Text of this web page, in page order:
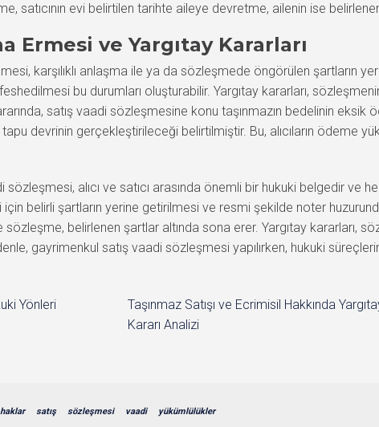
satıcının evi belirtilen tarihte aileye devretme, ailenin ise
Ermesi ve Yargıtay Kararları
karşılıklı anlaşma ile ya da sözleşmede öngörülen şartların
bu durumları oluşturabilir. Yargıtay kararları,
satış vaadi sözleşmesine konu taşınmazın bedelinin
tapu devrinin gerçekleştirileceği belirtilmiştir. Bu, alıcıların ödeme
sözleşmesi, alıcı ve satıcı arasında önemli bir hukuki belgedir ve
belirli şartların yerine getirilmesi ve resmi şekilde noter
belirlenen şartlar altında sona erer. Yargıtay kararları,
gayrimenkul satış vaadi sözleşmesi yapılırken, hukuki
Yönleri
Taşınmaz Satışı ve Ecrimisil Hakkında
Kararı Analizi
haklar satış sözleşmesi vaadi yükümlülükler